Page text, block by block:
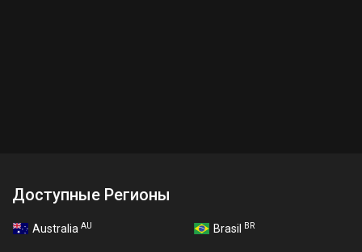
Доступные Регионы
Australia AU Brasil BR